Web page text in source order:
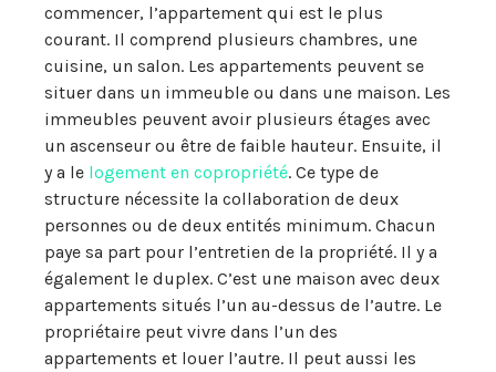
commencer, l’appartement qui est le plus
courant. Il comprend plusieurs chambres, une
cuisine, un salon. Les appartements peuvent se
situer dans un immeuble ou dans une maison. Les
immeubles peuvent avoir plusieurs étages avec
un ascenseur ou être de faible hauteur. Ensuite, il
y a le logement en copropriété. Ce type de
structure nécessite la collaboration de deux
personnes ou de deux entités minimum. Chacun
paye sa part pour l’entretien de la propriété. Il y a
également le duplex. C’est une maison avec deux
appartements situés l’un au-dessus de l’autre. Le
propriétaire peut vivre dans l’un des
appartements et louer l’autre. Il peut aussi les